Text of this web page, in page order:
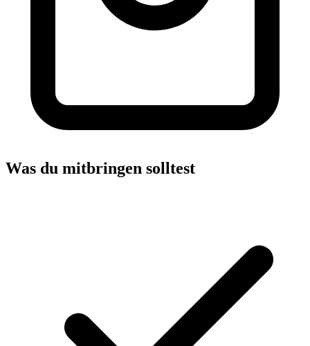
Was du mitbringen solltest